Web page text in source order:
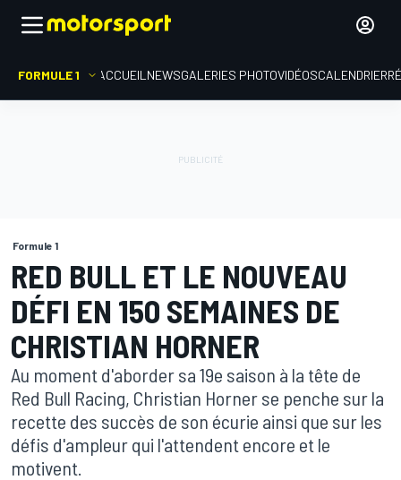
FORMULE 1 ACCUEIL NEWSGALERIES PHOTOVIDÉOSCALENDRIER
Formule 1
RED BULL ET LE NOUVEAU
DÉFI EN 150 SEMAINES DE
CHRISTIAN HORNER
Au moment d'aborder sa 19e saison à la tête de
Red Bull Racing, Christian Horner se penche sur la
recette des succès de son écurie ainsi que sur les
défis d'ampleur qui l'attendent encore et le
motivent.